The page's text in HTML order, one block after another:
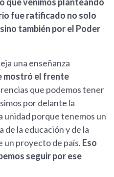
que venimos planteando
fue ratificado no solo
también por el Poder
una enseñanza
mostró el frente
que podemos tener
por delante la
unidad porque tenemos un
la educación y de la
un proyecto de país. Eso
seguir por ese